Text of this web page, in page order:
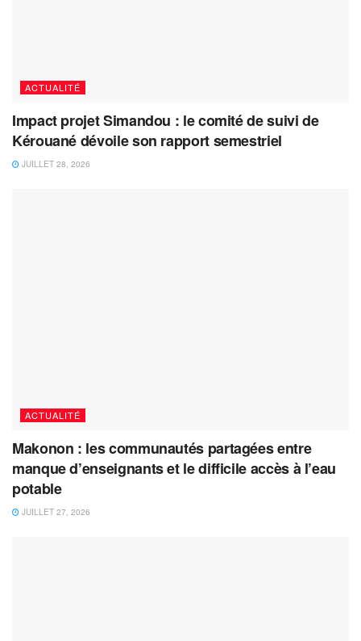
ACTUALITÉ
Impact projet Simandou : le comité de suivi de
Kérouané dévoile son rapport semestriel
JUILLET 28, 2026
ACTUALITÉ
Makonon : les communautés partagées entre
manque d’enseignants et le difficile accès à l’eau
potable
JUILLET 27, 2026